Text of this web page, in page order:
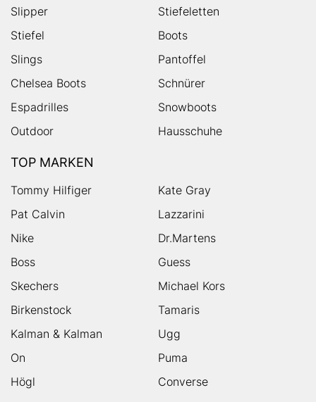
Slipper
Stiefeletten
Stiefel
Boots
Slings
Pantoffel
Chelsea Boots
Schnürer
Espadrilles
Snowboots
Outdoor
Hausschuhe
TOP MARKEN
Tommy Hilfiger
Kate Gray
Pat Calvin
Lazzarini
Nike
Dr.Martens
Boss
Guess
Skechers
Michael Kors
Birkenstock
Tamaris
Kalman & Kalman
Ugg
On
Puma
Högl
Converse